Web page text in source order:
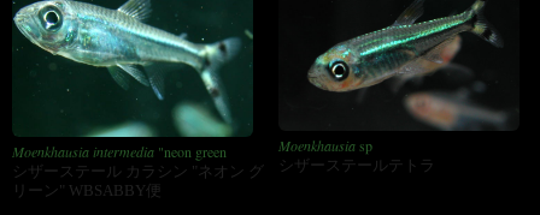
Moenkhausia intermedia "neon green
シザーステール カラシン "ネオン グ
リーン" WBSABBY便
Moenkhausiasp
シザーステールテトラ